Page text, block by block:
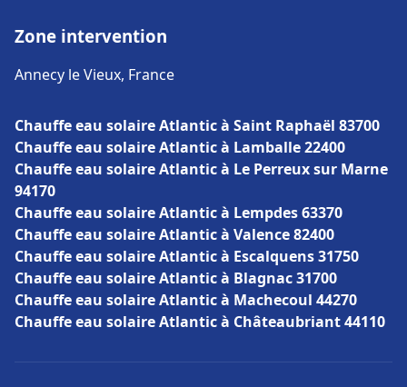
Zone intervention
Annecy le Vieux, France
Chauffe eau solaire Atlantic à Saint Raphaël 83700
Chauffe eau solaire Atlantic à Lamballe 22400
Chauffe eau solaire Atlantic à Le Perreux sur Marne
94170
Chauffe eau solaire Atlantic à Lempdes 63370
Chauffe eau solaire Atlantic à Valence 82400
Chauffe eau solaire Atlantic à Escalquens 31750
Chauffe eau solaire Atlantic à Blagnac 31700
Chauffe eau solaire Atlantic à Machecoul 44270
Chauffe eau solaire Atlantic à Châteaubriant 44110